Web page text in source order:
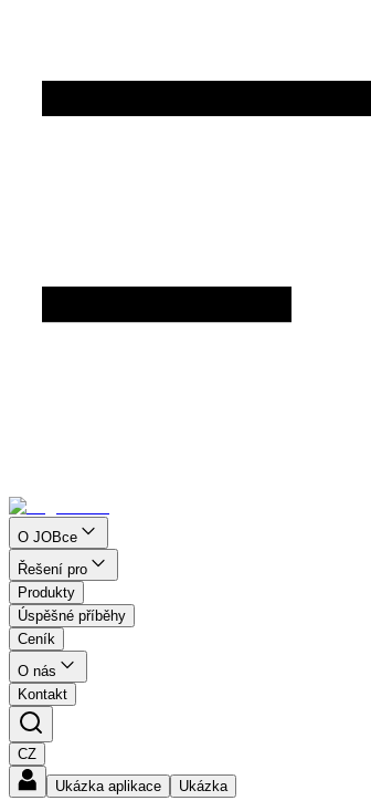
O JOBce
Řešení pro
Produkty
Úspěšné příběhy
Ceník
O nás
Kontakt
CZ
Ukázka aplikace
Ukázka